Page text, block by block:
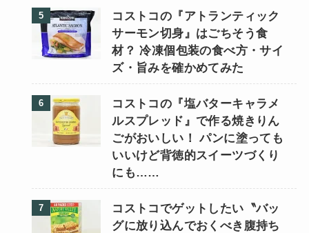
コストコの『アトランティック
サーモン切身』はごちそう食
材？ 冷凍個包装の食べ方・サイ
ズ・旨みを確かめてみた
コストコの『塩バターキャラメ
ルスプレッド』で作る焼きりん
ごがおいしい！ パンに塗っても
いいけど背徳的スイーツづくり
にも……
コストコでゲットしたい〝バッ
グに放り込んでおくべき腹持ち